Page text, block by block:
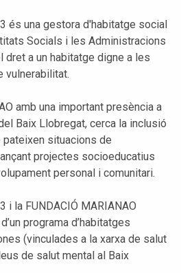
és una gestora d'habitatge social
Socials i les Administracions
dret a un habitatge digne a les
vulnerabilitat.
amb una important presència a
Baix Llobregat, cerca la inclusió
situacions de
projectes socioeducatius
personal i comunitari.
i la FUNDACIÓ MARIANAO
programa d’habitatges
(vinculades a la xarxa de salut
de salut mental al Baix